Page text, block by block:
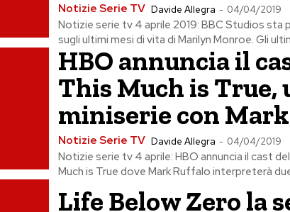
Notizie Serie TV Davide Allegra - 04/04/2019
Notizie serie tv 4 aprile 2019: BBC Studios sta
sugli ultimi mesi di vita di Marilyn Monroe. Gli
HBO annuncia il
This Much is True,
miniserie con
Notizie Serie TV Davide Allegra - 04/04/2019
Notizie serie tv 4 aprile: HBO annuncia il cast
Much is True dove Mark Ruffalo interpreterà
Life Below Zero la